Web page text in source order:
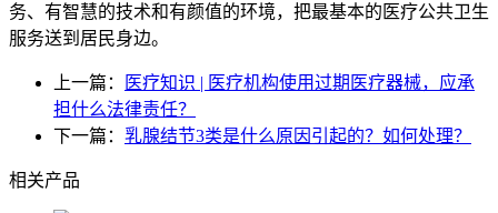
务、有智慧的技术和有颜值的环境，把最基本的医疗公共卫生
服务送到居民身边。
上一篇：
医疗知识 | 医疗机构使用过期医疗器械，应承
担什么法律责任？
下一篇： 乳腺结节3类是什么原因引起的？如何处理？
相关产品